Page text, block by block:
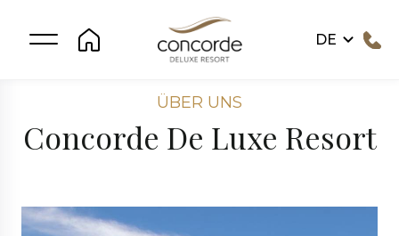
DE
ÜBER UNS
Concorde De Luxe Resort